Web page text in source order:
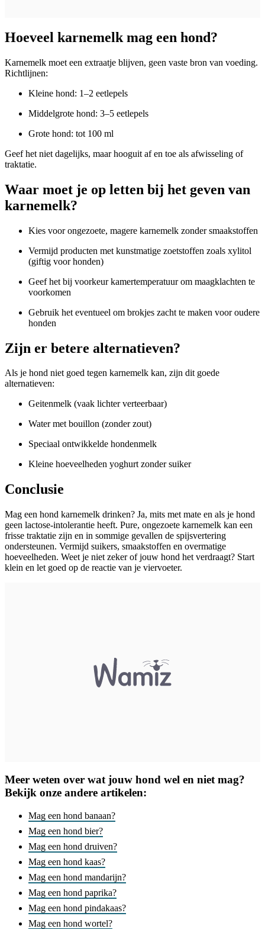
Hoeveel karnemelk mag een hond?
Karnemelk moet een extraatje blijven, geen vaste bron van voeding.
Richtlijnen:
Kleine hond: 1–2 eetlepels
Middelgrote hond: 3–5 eetlepels
Grote hond: tot 100 ml
Geef het niet dagelijks, maar hooguit af en toe als afwisseling of
traktatie.
Waar moet je op letten bij het geven van
karnemelk?
Kies voor ongezoete, magere karnemelk zonder smaakstoffen
Vermijd producten met kunstmatige zoetstoffen zoals xylitol
(giftig voor honden)
Geef het bij voorkeur kamertemperatuur om maagklachten te
voorkomen
Gebruik het eventueel om brokjes zacht te maken voor oudere
honden
Zijn er betere alternatieven?
Als je hond niet goed tegen karnemelk kan, zijn dit goede
alternatieven:
Geitenmelk (vaak lichter verteerbaar)
Water met bouillon (zonder zout)
Speciaal ontwikkelde hondenmelk
Kleine hoeveelheden yoghurtzonder suiker
Conclusie
Mag een hond karnemelk drinken? Ja, mits met mate en als je hond
geen lactose-intolerantie heeft. Pure, ongezoete karnemelk kan een
frisse traktatie zijn en in sommige gevallen de spijsvertering
ondersteunen. Vermijd suikers, smaakstoffen en overmatige
hoeveelheden. Weet je niet zeker of jouw hond het verdraagt? Start
klein en let goed op de reactie van je viervoeter.
Meer weten over wat jouw hond wel en niet mag?
Bekijk onze andere artikelen:
Mag een hond banaan?
Mag een hond bier?
Mag een hond druiven?
Mag een hond kaas?
Mag een hond mandarijn?
Mag een hond paprika?
Mag een hond pindakaas?
Mag een hond wortel?